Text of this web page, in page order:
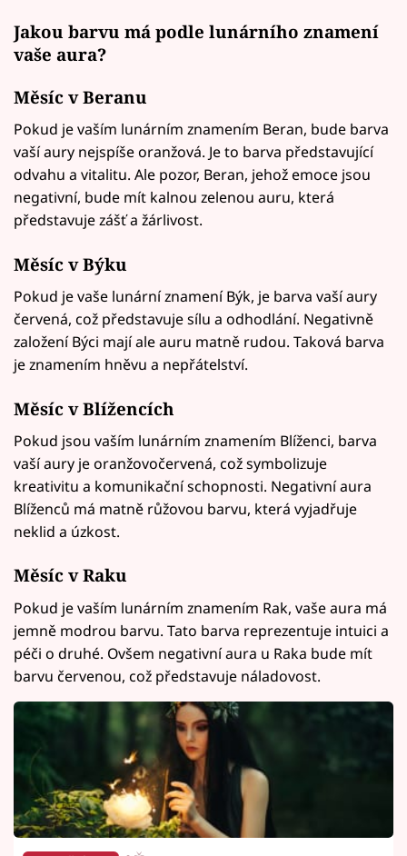
Jakou barvu má podle lunárního znamení
vaše aura?
Měsíc vBeranu
Pokud je vaším lunárním znamením Beran, bude barva
vaší aury nejspíše oranžová. Je to barva představující
odvahu a vitalitu. Ale pozor, Beran, jehož emoce jsou
negativní, bude mít kalnou zelenou auru, která
představuje zášť a žárlivost.
Měsíc vBýku
Pokud je vaše lunární znamení Býk, je barva vaší aury
červená, což představuje sílu a odhodlání. Negativně
založení Býci mají ale auru matně rudou. Taková barva
je znamením hněvu a nepřátelství.
Měsíc vBlížencích
Pokud jsou vaším lunárním znamením Blíženci, barva
vaší aury je oranžovočervená, což symbolizuje
kreativitu a komunikační schopnosti. Negativní aura
Blíženců má matně růžovou barvu, která vyjadřuje
neklid a úzkost.
Měsíc vRaku
Pokud je vaším lunárním znamením Rak, vaše aura má
jemně modrou barvu. Tato barva reprezentuje intuici a
péči o druhé. Ovšem negativní aura u Raka bude mít
barvu červenou, což představuje náladovost.